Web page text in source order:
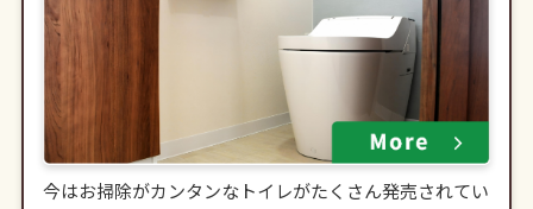
今はお掃除がカンタンなトイレがたくさん発売されてい